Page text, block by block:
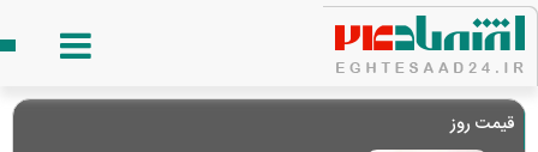
قیمت روز